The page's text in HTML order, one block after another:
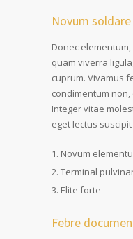
Novum soldare
Donec
quam viverra
cuprum. Vivamus
condimentum
Integer vitae
eget lectus suscipit
Novum
Terminal
Elite forte
Febre